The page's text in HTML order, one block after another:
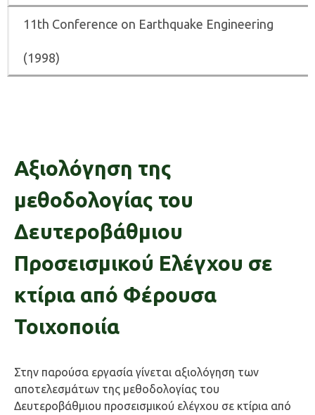
11th Conference on Earthquake Engineering
(1998)
Αξιολόγηση της
μεθοδολογίας του
Δευτεροβάθμιου
Προσεισμικού Ελέγχου σε
κτίρια από Φέρουσα
Τοιχοποιία
Στην παρούσα εργασία γίνεται αξιολόγηση των
αποτελεσμάτων της μεθοδολογίας του
Δευτεροβάθμιου προσεισμικού ελέγχου σε κτίρια από